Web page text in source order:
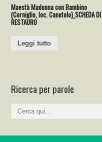
Maestà Madonna con Bambino
(Corniglio, loc. Canetolo)_SCHEDA DI
RESTAURO
Leggi tutto
Ricerca per parole